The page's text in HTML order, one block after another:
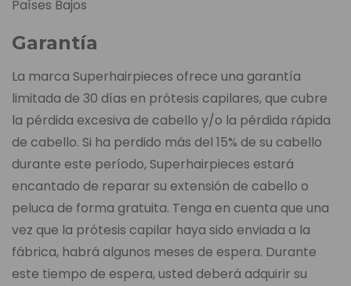
Países Bajos
Garantía
La marca Superhairpieces ofrece una garantía
limitada de 30 días en prótesis capilares, que cubre
la pérdida excesiva de cabello y/o la pérdida rápida
de cabello. Si ha perdido más del 15% de su cabello
durante este período, Superhairpieces estará
encantado de reparar su extensión de cabello o
peluca de forma gratuita. Tenga en cuenta que una
vez que la prótesis capilar haya sido enviada a la
fábrica, habrá algunos meses de espera. Durante
este tiempo de espera, usted deberá adquirir su